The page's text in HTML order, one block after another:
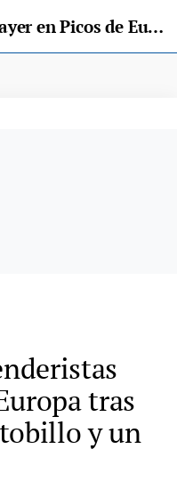
Evacuados dos senderistas ayer en Picos de Europa tras lesionarse en un tobillo y un codo
tras
y un